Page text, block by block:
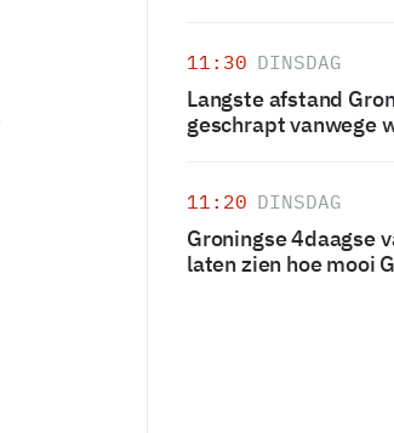
11:30 DINSDAG
Langste afstand
geschrapt vanwege
11:20 DINSDAG
Groningse 4daagse
laten zien hoe mooi